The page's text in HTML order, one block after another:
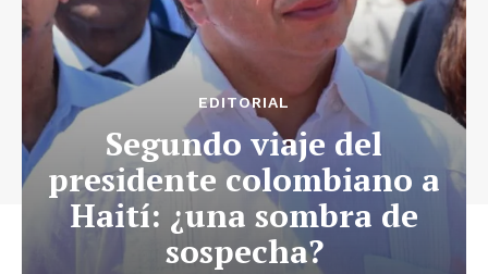
EDITORIAL
Segundo viaje del
presidente colombiano a
Haití: ¿una sombra de
sospecha?